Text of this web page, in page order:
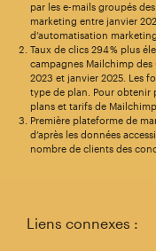
par les e-mails groupés
marketing entre janvier
d’automatisation
Taux de clics 294 % plus
campagnes Mailchimp
2023 et janvier 2025. Les
type de plan. Pour obtenir
plans et tarifs de Mailchimp.
Première plateforme de
d’après les données
nombre de clients des
Liens connexes :